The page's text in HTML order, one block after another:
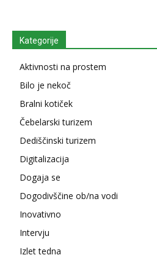
Kategorije
Aktivnosti na prostem
Bilo je nekoč
Bralni kotiček
Čebelarski turizem
Dediščinski turizem
Digitalizacija
Dogaja se
Dogodivščine ob/na vodi
Inovativno
Intervju
Izlet tedna